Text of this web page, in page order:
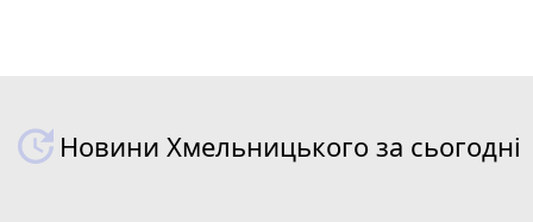
Новини Хмельницького за сьогодні